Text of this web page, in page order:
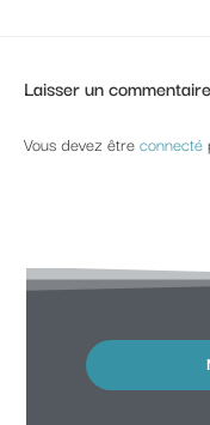
Laisser un commentaire
Vous devez êtreconnecté